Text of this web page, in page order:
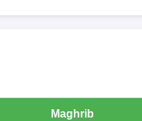
Maghrib